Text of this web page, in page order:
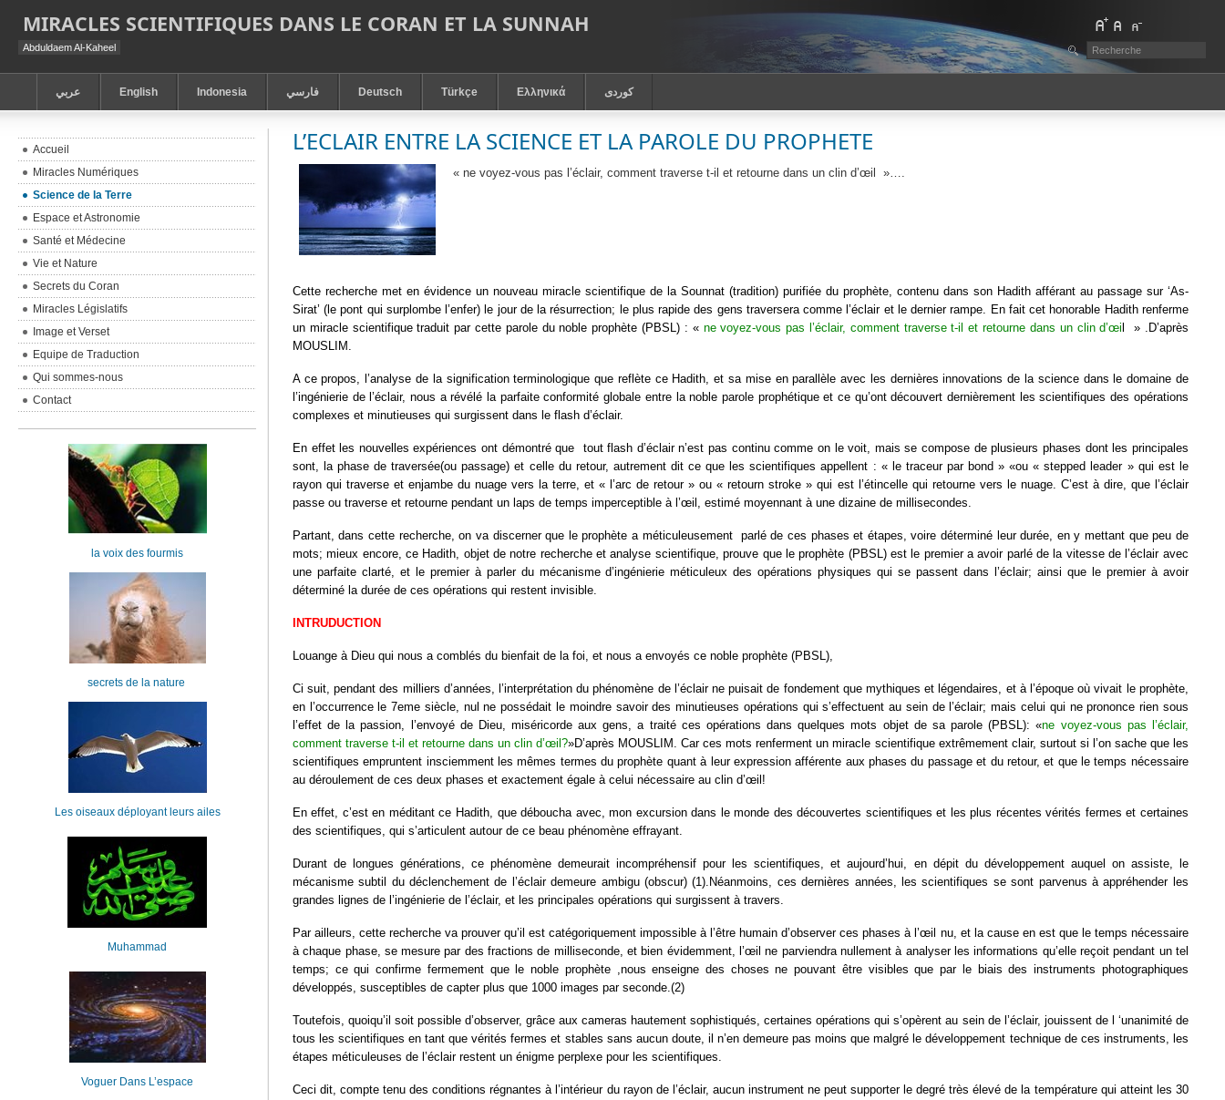
MIRACLES SCIENTIFIQUES DANS LE CORAN ET LA SUNNAH
Abduldaem Al-Kaheel
عربي English Indonesia فارسي Deutsch Türkçe Ελληνικά كوردى
L’ECLAIR ENTRE LA SCIENCE ET LA PAROLE DU PROPHETE
« ne voyez-vous pas l’éclair, comment traverse t-il et retourne dans un clin d’œil »….
Cette recherche met en évidence un nouveau miracle scientifique de la Sounnat (tradition) purifiée du prophète, contenu dans son Hadith afférant au passage sur ‘As-
Sirat’ (le pont qui surplombe l’enfer) le jour de la résurrection; le plus rapide des gens traversera comme l’éclair et le dernier rampe. En fait cet honorable Hadith renferme
un miracle scientifique traduit par cette parole du noble prophète (PBSL) : « ne voyez-vous pas l’éclair, comment traverse t-il et retourne dans un clin d’œi l » .D’après
MOUSLIM.
A ce propos, l’analyse de la signification terminologique que reflète ce Hadith, et sa mise en parallèle avec les dernières innovations de la science dans le domaine de
l’ingénierie de l’éclair, nous a révélé la parfaite conformité globale entre la noble parole prophétique et ce qu’ont découvert dernièrement les scientifiques des opérations
complexes et minutieuses qui surgissent dans le flash d’éclair.
En effet les nouvelles expériences ont démontré que tout flash d’éclair n’est pas continu comme on le voit, mais se compose de plusieurs phases dont les principales
sont, la phase de traversée(ou passage) et celle du retour, autrement dit ce que les scientifiques appellent : « le traceur par bond » «ou « stepped leader » qui est le
rayon qui traverse et enjambe du nuage vers la terre, et « l’arc de retour » ou « retourn stroke » qui est l’étincelle qui retourne vers le nuage. C’est à dire, que l’éclair
passe ou traverse et retourne pendant un laps de temps imperceptible à l’œil, estimé moyennant à une dizaine de millisecondes.
Partant, dans cette recherche, on va discerner que le prophète a méticuleusement parlé de ces phases et étapes, voire déterminé leur durée, en y mettant que peu de
mots; mieux encore, ce Hadith, objet de notre recherche et analyse scientifique, prouve que le prophète (PBSL) est le premier a avoir parlé de la vitesse de l’éclair avec
une parfaite clarté, et le premier à parler du mécanisme d’ingénierie méticuleux des opérations physiques qui se passent dans l’éclair; ainsi que le premier à avoir
déterminé la durée de ces opérations qui restent invisible.
INTRUDUCTION
Louange à Dieu qui nous a comblés du bienfait de la foi, et nous a envoyés ce noble prophète (PBSL),
Ci suit, pendant des milliers d’années, l’interprétation du phénomène de l’éclair ne puisait de fondement que mythiques et légendaires, et à l’époque où vivait le prophète,
en l’occurrence le 7eme siècle, nul ne possédait le moindre savoir des minutieuses opérations qui s’effectuent au sein de l’éclair; mais celui qui ne prononce rien sous
l’effet de la passion, l’envoyé de Dieu, miséricorde aux gens, a traité ces opérations dans quelques mots objet de sa parole (PBSL): «ne voyez-vous pas l’éclair,
comment traverse t-il et retourne dans un clin d’œil?»D’après MOUSLIM. Car ces mots renferment un miracle scientifique extrêmement clair, surtout si l’on sache que les
scientifiques empruntent insciemment les mêmes termes du prophète quant à leur expression afférente aux phases du passage et du retour, et que le temps nécessaire
au déroulement de ces deux phases et exactement égale à celui nécessaire au clin d’œil!
En effet, c’est en méditant ce Hadith, que déboucha avec, mon excursion dans le monde des découvertes scientifiques et les plus récentes vérités fermes et certaines
des scientifiques, qui s’articulent autour de ce beau phénomène effrayant.
Durant de longues générations, ce phénomène demeurait incompréhensif pour les scientifiques, et aujourd’hui, en dépit du développement auquel on assiste, le
mécanisme subtil du déclenchement de l’éclair demeure ambigu (obscur) (1).Néanmoins, ces dernières années, les scientifiques se sont parvenus à appréhender les
grandes lignes de l’ingénierie de l’éclair, et les principales opérations qui surgissent à travers.
Par ailleurs, cette recherche va prouver qu’il est catégoriquement impossible à l’être humain d’observer ces phases à l’œil nu, et la cause en est que le temps nécessaire
à chaque phase, se mesure par des fractions de milliseconde, et bien évidemment, l’œil ne parviendra nullement à analyser les informations qu’elle reçoit pendant un tel
temps; ce qui confirme fermement que le noble prophète ,nous enseigne des choses ne pouvant être visibles que par le biais des instruments photographiques
développés, susceptibles de capter plus que 1000 images par seconde.(2)
Toutefois, quoiqu’il soit possible d’observer, grâce aux cameras hautement sophistiqués, certaines opérations qui s’opèrent au sein de l’éclair, jouissent de l ‘unanimité de
tous les scientifiques en tant que vérités fermes et stables sans aucun doute, il n’en demeure pas moins que malgré le développement technique de ces instruments, les
étapes méticuleuses de l’éclair restent un énigme perplexe pour les scientifiques.
Ceci dit, compte tenu des conditions régnantes à l’intérieur du rayon de l’éclair, aucun instrument ne peut supporter le degré très élevé de la température qui atteint les 30
Accueil
Miracles Numériques
Science de la Terre
Espace et Astronomie
Santé et Médecine
Vie et Nature
Secrets du Coran
Miracles Législatifs
Image et Verset
Equipe de Traduction
Qui sommes-nous
Contact
la voix des fourmis
secrets de la nature
Les oiseaux déployant leurs ailes
Muhammad
Voguer Dans L’espace